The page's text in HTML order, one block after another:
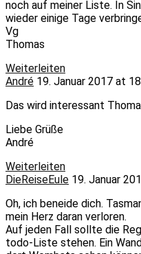
noch auf meiner Liste. In
wieder einige Tage
Vg
Thomas
Weiterleiten
André 19. Januar 2017 at
Das wird interessant
Liebe Grüße
André
Weiterleiten
DieReiseEule 19. Januar
Oh, ich beneide dich.
mein Herz daran verloren.
Auf jeden Fall sollte die
todo-Liste stehen. Ein